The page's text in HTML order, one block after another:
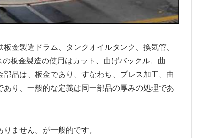
金製造ドラム、タンクオイルタンク、換気管、
板金製造の使用はカット、曲げバックル、曲
品は、板金であり、すなわち、プレス加工、曲
り、一般的な定義は同一部品の厚みの処理であ
ません。が一般的です。